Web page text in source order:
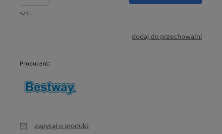
szt.
dodaj do przechowalni
Producent:
zapytaj o produkt